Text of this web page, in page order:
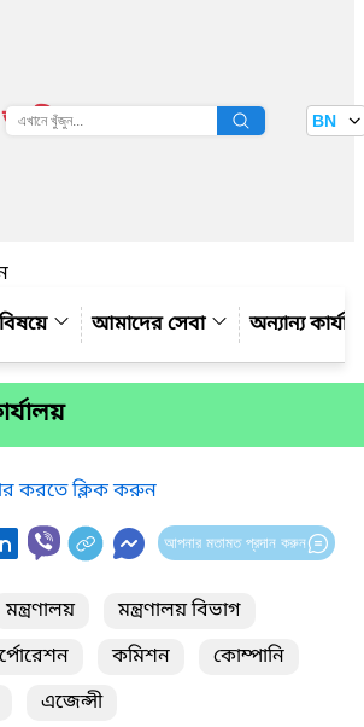
তথ্য বাতায়ন BN
আমাদের সেবা অন্যান্য
করতে ক্লিক করুন
আপনার মতামত প্রদান করুন
মন্ত্রণালয়
মন্ত্রণালয় বিভাগ
কমিশন
কোম্পানি
এজেন্সী